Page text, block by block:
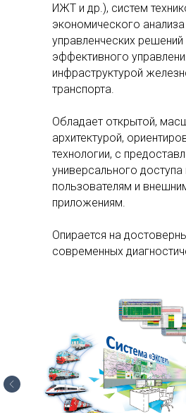
ИЖТ и др.), систем
экономического анализа
управленческих решений
эффективного
инфраструктурой
транспорта.
Обладает открытой,
архитектурой,
технологии, с
универсального
пользователям и
приложениям.
Опирается на
современных